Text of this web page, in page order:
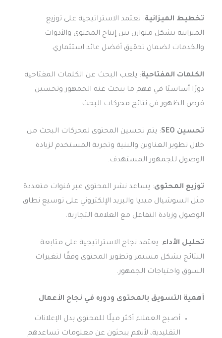
تخطيط الميزانية: تعتمد الاستراتيجية على توزيع
الميزانية بشكل متوازن بين إنتاج المحتوى والأدوات
والخدمات لضمان تحقيق أفضل عائد استثماري.
الكلمات المفتاحية: يلعب البحث عن الكلمات المفتاحية
دورًا أساسيًا في فهم ما يبحث عنه الجمهور وتحسين
فرص الظهور في نتائج محركات البحث.
تحسين SEO
: يتم تحسين المحتوى لمحركات البحث من
خلال تطوير العناوين والبنية وتجربة المستخدم لزيادة
الوصول للجمهور المستهدف.
توزيع المحتوى: يساعد نشر المحتوى عبر قنوات متعددة
مثل السوشيال ميديا والبريد الإلكتروني على توسيع نطاق
الوصول وزيادة التفاعل مع العلامة التجارية.
تحليل الأداء: يعتمد نجاح الاستراتيجية على متابعة
النتائج بشكل مستمر وتطوير المحتوى وفقًا لتغيرات
السوق واحتياجات الجمهور.
أهمية التسويق بالمحتوى ودوره في نجاح الأعمال
أصبح العملاء أكثر ميلًا للمحتوى بدل الإعلانات
التقليدية، لأنهم يبحثون عن معلومات تساعدهم